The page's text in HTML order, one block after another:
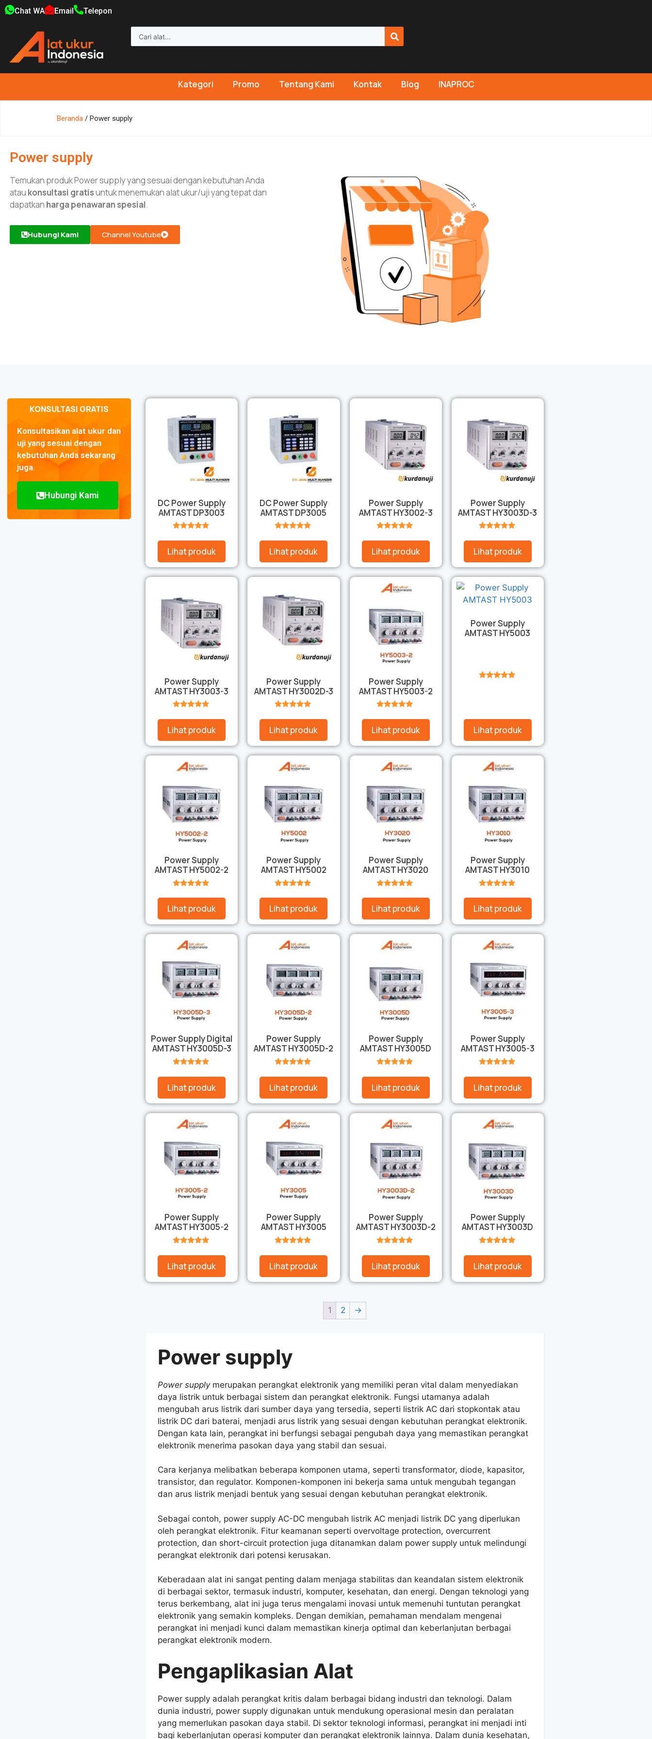
Chat WA Email Telepon
Kategori Promo Tentang Kami Kontak Blog INAPROC
Beranda / Power supply
Power supply
Temukan produk Power supply yang sesuai dengan kebutuhan Anda
atau konsultasi gratisuntuk menemukan alat ukur/uji yang tepat dan
dapatkan harga penawaran spesial.
Hubungi Kami Channel Youtube
KONSULTASI GRATIS
Konsultasikan alat ukur dan
uji yang sesuai dengan
kebutuhan Anda sekarang
juga.
Hubungi Kami
DC Power Supply
AMTAST DP3003
Lihat produk
DC Power Supply
AMTAST DP3005
Lihat produk
Power Supply
AMTAST HY3002-3
Lihat produk
Power Supply
AMTAST HY3003D-3
Lihat produk
Power Supply
AMTAST HY3003-3
Lihat produk
Power Supply
AMTAST HY3002D-3
Lihat produk
Power Supply
AMTAST HY5003-2
Lihat produk
Power Supply
AMTAST HY5003
Lihat produk
Power Supply
AMTAST HY5002-2
Lihat produk
Power Supply
AMTAST HY5002
Lihat produk
Power Supply
AMTAST HY3020
Lihat produk
Power Supply
AMTAST HY3010
Lihat produk
Power Supply Digital
AMTAST HY3005D-3
Lihat produk
Power Supply
AMTAST HY3005D-2
Lihat produk
Power Supply
AMTAST HY3005D
Lihat produk
Power Supply
AMTAST HY3005-3
Lihat produk
Power Supply
AMTAST HY3005-2
Lihat produk
Power Supply
AMTAST HY3005
Lihat produk
Power Supply
AMTAST HY3003D-2
Lihat produk
Power Supply
AMTAST HY3003D
Lihat produk
1 2 →
Power supply
Power supplymerupakan perangkat elektronik yang memiliki peran vital dalam menyediakan
daya listrik untuk berbagai sistem dan perangkat elektronik. Fungsi utamanya adalah
mengubah arus listrik dari sumber daya yang tersedia, seperti listrik AC dari stopkontak atau
listrik DC dari baterai, menjadi arus listrik yang sesuai dengan kebutuhan perangkat elektronik.
Dengan kata lain, perangkat ini berfungsi sebagai pengubah daya yang memastikan perangkat
elektronik menerima pasokan daya yang stabil dan sesuai.
Cara kerjanya melibatkan beberapa komponen utama, seperti transformator, diode, kapasitor,
transistor, dan regulator. Komponen-komponen ini bekerja sama untuk mengubah tegangan
dan arus listrik menjadi bentuk yang sesuai dengan kebutuhan perangkat elektronik.
Sebagai contoh, power supply AC-DC mengubah listrik AC menjadi listrik DC yang diperlukan
oleh perangkat elektronik. Fitur keamanan seperti overvoltage protection, overcurrent
protection, dan short-circuit protection juga ditanamkan dalam power supply untuk melindungi
perangkat elektronik dari potensi kerusakan.
Keberadaan alat ini sangat penting dalam menjaga stabilitas dan keandalan sistem elektronik
di berbagai sektor, termasuk industri, komputer, kesehatan, dan energi. Dengan teknologi yang
terus berkembang, alat ini juga terus mengalami inovasi untuk memenuhi tuntutan perangkat
elektronik yang semakin kompleks. Dengan demikian, pemahaman mendalam mengenai
perangkat ini menjadi kunci dalam memastikan kinerja optimal dan keberlanjutan berbagai
perangkat elektronik modern.
Pengaplikasian Alat
Power supply adalah perangkat kritis dalam berbagai bidang industri dan teknologi. Dalam
dunia industri, power supply digunakan untuk mendukung operasional mesin dan peralatan
yang memerlukan pasokan daya stabil. Di sektor teknologi informasi, perangkat ini menjadi inti
bagi keberlanjutan operasi komputer dan perangkat elektronik lainnya. Dalam dunia kesehatan,